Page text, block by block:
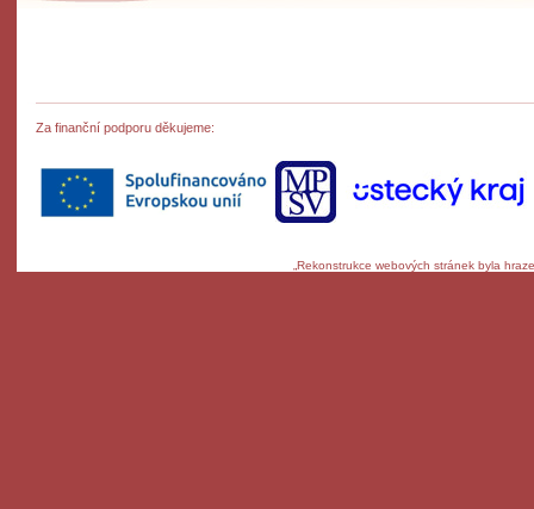
Za finanční podporu děkujeme:
„Rekonstrukce webových stránek byla